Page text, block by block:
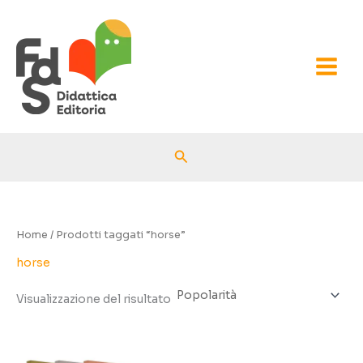
contenuto
Cerca
Home / Prodotti taggati “horse”
horse
Visualizzazione del risultato